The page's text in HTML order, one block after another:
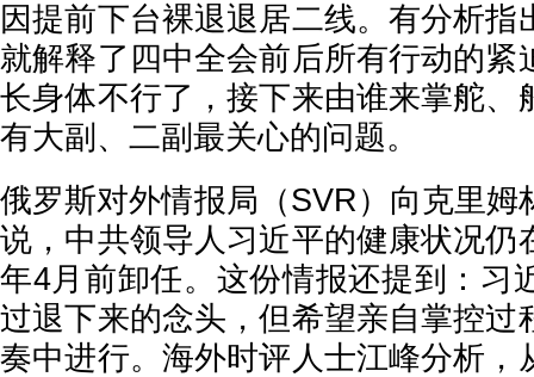
因提前下台裸退退居二线。有分析指
就解释了四中全会前后所有行动的紧
长身体不行了，接下来由谁来掌舵、
有大副、二副最关心的问题。
俄罗斯对外情报局（SVR）向克里姆
说，中共领导人习近平的健康状况仍
年4月前卸任。这份情报还提到：习
过退下来的念头，但希望亲自掌控过
奏中进行。海外时评人士江峰分析，